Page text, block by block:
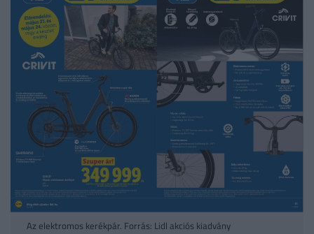
Az elektromos kerékpár. Forrás: Lidl akciós kiadvány